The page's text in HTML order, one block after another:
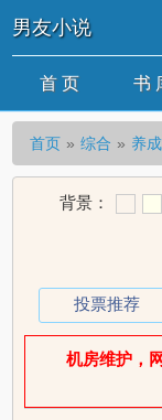
男友小说
首 页 书
首页 综合 养成
背景：
投票推荐
机房维护，